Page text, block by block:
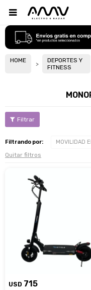

HOME
DEPORTES Y
FITNESS
Filtrando por: MOVILIDAD
Quitar filtros
USD 715